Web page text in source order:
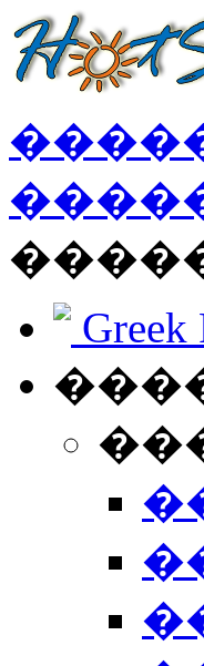
Greek